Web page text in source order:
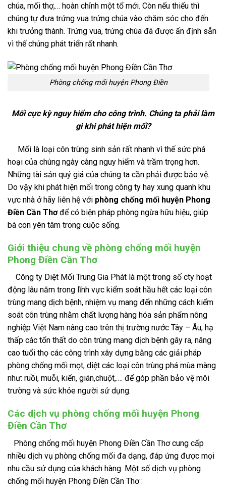
chúa, mối thợ,… hoàn chỉnh một tổ mới. Còn nếu thiếu thì
chúng tự đưa trứng vua trứng chúa vào chăm sóc cho đến
khi trưởng thành. Trứng vua, trứng chúa đã được ấn định sẵn
vì thế chúng phát triển rất nhanh.
Phòng chống mối huyện Phong Điền
Mối cực kỳ nguy hiểm cho công trình. Chúng ta phải làm
gì khi phát hiện mối?
Mối là loại côn trùng sinh sản rất nhanh vì thế sức phá
hoại của chúng ngày càng nguy hiểm và trầm trọng hơn.
Những tài sản quý giá của chúng ta cần phải được bảo vệ.
Do vậy khi phát hiện mối trong công ty hay xung quanh khu
vực nhà ở hãy liên hệ với phòng chống mối huyện Phong
Điền Cần Thơđể có biện pháp phòng ngừa hữu hiệu, giúp
bà con yên tâm trong cuộc sống.
Giới thiệu chung về phòng chống mối huyện
Phong Điền Cần Thơ
Công ty Diệt Mối Trung Gia Phát là một trong số cty hoạt
động lâu năm trong lĩnh vực kiểm soát hầu hết các loại côn
trùng mang dịch bệnh, nhiệm vụ mang đến những cách kiểm
soát côn trùng nhằm chất lượng hàng hóa sản phẩm nông
nghiệp Việt Nam nâng cao trên thị trường nước Tây – Âu, hạ
thấp các tổn thất do côn trùng mang dịch bệnh gây ra, nâng
cao tuổi thọ các công trình xây dựng bằng các giải pháp
phòng chống mối mọt, diệt các loại côn trùng phá mùa màng
như: ruồi, muỗi, kiến, gián,chuột,…. để góp phần bảo vệ môi
trường và sức khỏe người sử dụng.
Các dịch vụ phòng chống mối huyện Phong
Điền Cần Thơ
Phòng chống mối huyện Phong Điền Cần Thơ cung cấp
nhiều dịch vụ phòng chống mối đa dạng, đáp ứng được mọi
nhu cầu sử dụng của khách hàng. Một số dịch vụ phòng
chống mối huyện Phong Điền Cần Thơ :